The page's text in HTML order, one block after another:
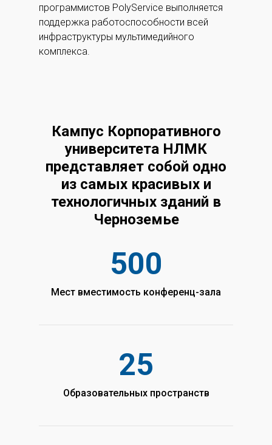
программистов PolyService выполняется
поддержка работоспособности всей
инфраструктуры мультимедийного
комплекса.
Кампус Корпоративного
университета НЛМК
представляет собой одно
из самых красивых и
технологичных зданий в
Черноземье
Мест вместимость конференц-зала
Образовательных пространств
500
25